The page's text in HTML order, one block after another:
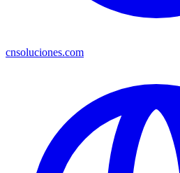
cnsoluciones.com